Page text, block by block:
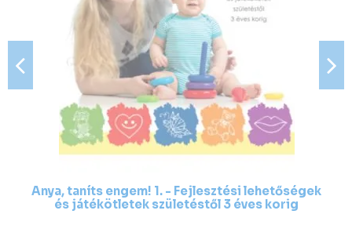
Anya, taníts engem! 1. - Fejlesztési lehetőségek
és játékötletek születéstől 3 éves korig